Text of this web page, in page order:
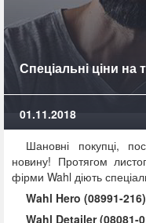
Спеціальні ціни
01.11.2018
Шановні покупці,
новину! Протягом
фірми Wahl діють
Wahl Hero (08991-
Wahl Detailer (08081-